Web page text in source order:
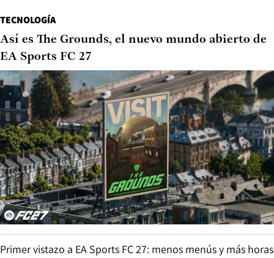
TECNOLOGÍA
Así es The Grounds, el nuevo mundo abierto de
EA Sports FC 27
Primer vistazo a EA Sports FC 27: menos menús y más horas